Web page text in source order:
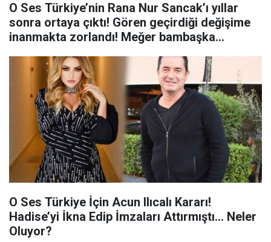
O Ses Türkiye’nin Rana Nur Sancak’ı yıllar
sonra ortaya çıktı! Gören geçirdiği değişime
inanmakta zorlandı! Meğer bambaşka
O Ses Türkiye İçin Acun Ilıcalı Kararı!
Hadise’yi İkna Edip İmzaları Attırmıştı… Neler
Oluyor?